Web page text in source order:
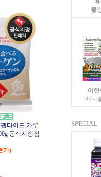
타이드 가루
공식지정점
가)